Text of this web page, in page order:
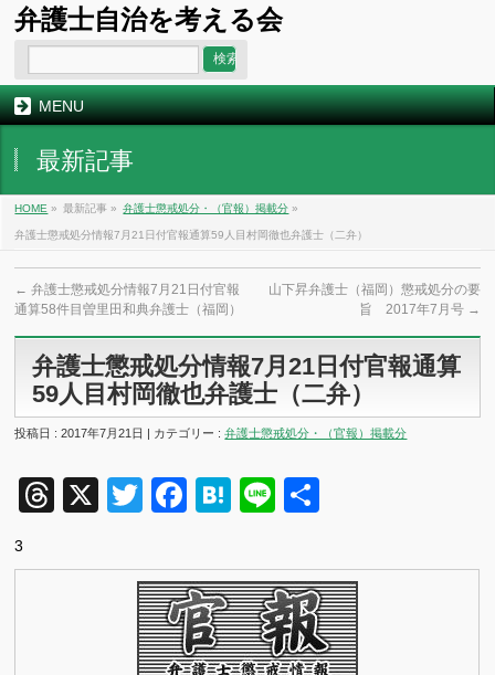
弁護士自治を考える会
MENU
最新記事
HOME » 最新記事 » 弁護士懲戒処分・（官報）掲載分 »
弁護士懲戒処分情報7月21日付官報通算59人目村岡徹也弁護士（二弁）
← 弁護士懲戒処分情報7月21日付官報
通算58件目曽里田和典弁護士（福岡）
山下昇弁護士（福岡）懲戒処分の要
旨 2017年7月号 →
弁護士懲戒処分情報7月21日付官報通算
59人目村岡徹也弁護士（二弁）
投稿日 : 2017年7月21日 | カテゴリー :弁護士懲戒処分・（官報）掲載分
Threads
X TwitterFacebook
Hatena
Line
3